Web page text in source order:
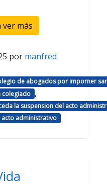
más
por manfred
de abogados por imporner
colegiado ,
la suspension del acto
acto administrativo